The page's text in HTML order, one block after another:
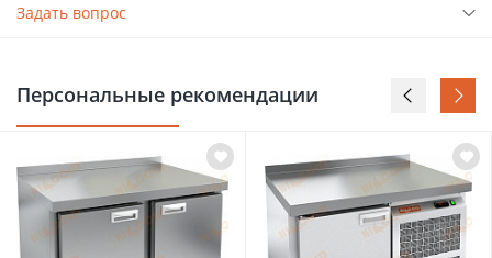
Задать вопрос
Персональные рекомендации